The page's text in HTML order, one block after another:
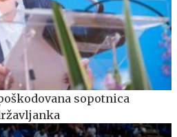
sopotnica